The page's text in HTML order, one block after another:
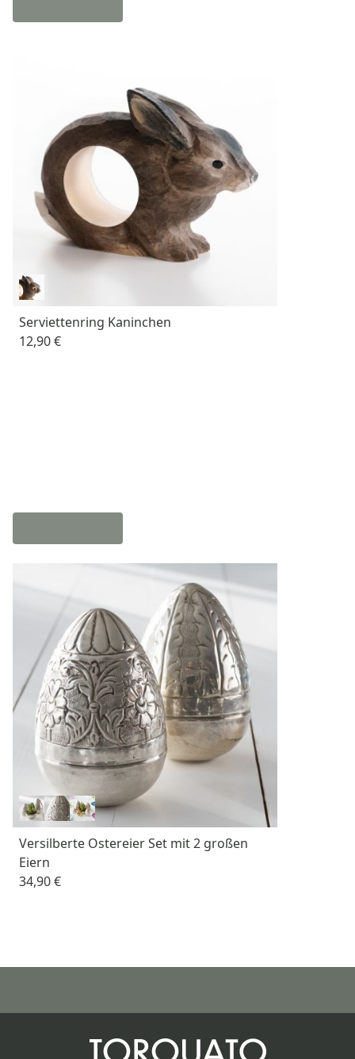
Serviettenring Kaninchen
12,90 €
Versilberte Ostereier Set mit 2 großen
Eiern
34,90 €